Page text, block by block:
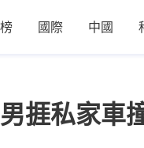
國際 中國
捱私家